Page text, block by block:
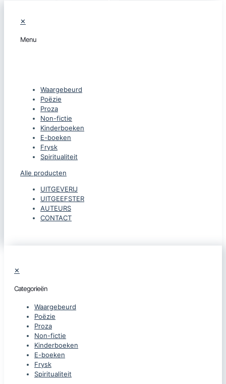
✕
Menu
Waargebeurd
Poëzie
Proza
Non-fictie
Kinderboeken
E-boeken
Frysk
Spiritualiteit
Alle producten
UITGEVERIJ
UITGEEFSTER
AUTEURS
CONTACT
✕
Categorieën
Waargebeurd
Poëzie
Proza
Non-fictie
Kinderboeken
E-boeken
Frysk
Spiritualiteit